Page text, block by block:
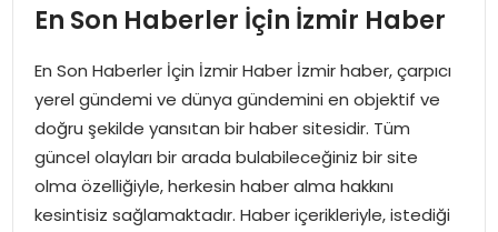
EKONOMI
İDEAL YAŞAM
İDEAL SPOR
YAŞAM
En Son Haberler İçin İzmir Haber
En Son Haberler İçin İzmir Haber İzmir haber, çarpıcı
yerel gündemi ve dünya gündemini en objektif ve
doğru şekilde yansıtan bir haber sitesidir. Tüm
güncel olayları bir arada bulabileceğiniz bir site
olma özelliğiyle, herkesin haber alma hakkını
kesintisiz sağlamaktadır. Haber içerikleriyle, istediği